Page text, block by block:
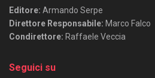
Editore: Armando Serpe
Direttore Responsabile: Marco Falco
Condirettore: Raffaele Veccia
Seguici su